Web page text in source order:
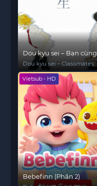
Dou kyu sei – Bạn cùng
lớp
Dou kyu sei – Classmates
Vietsub - HD
Bebefinn (Phần 2)